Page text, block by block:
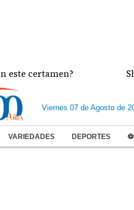
Shakira
Viernes 07 de Agosto de
VARIEDADES DEPORTES